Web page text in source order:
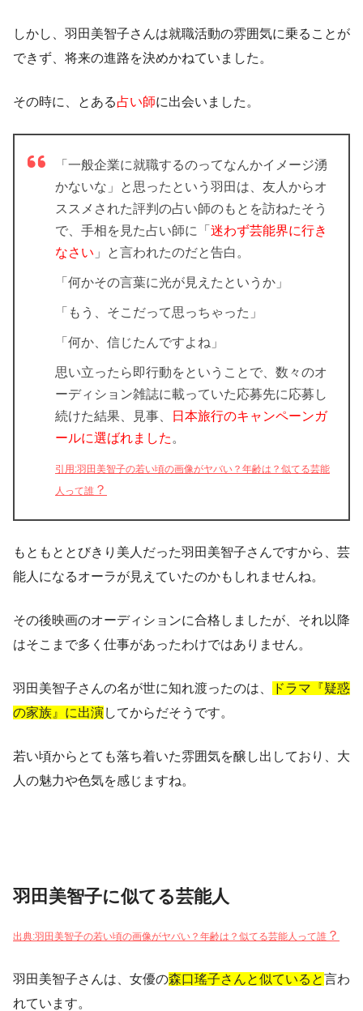
しかし、羽田美智子さんは就職活動の雰囲気に乗ることが
できず、将来の進路を決めかねていました。
その時に、とある占い師に出会いました。
「一般企業に就職するのってなんかイメージ湧
かないな」と思ったという羽田は、友人からオ
ススメされた評判の占い師のもとを訪ねたそう
で、手相を見た占い師に「 迷わず芸能界に行き
なさい 」と言われたのだと告白。
「何かその言葉に光が見えたというか」
「もう、そこだって思っちゃった」
「何か、信じたんですよね」
思い立ったら即行動をということで、数々のオ
ーディション雑誌に載っていた応募先に応募し
続けた結果、見事、
日本旅行のキャンペーンガ
ールに選ばれました 。
引用:羽田美智子の若い頃の画像がヤバい？年齢は？似てる芸能
人って誰 ？
もともととびきり美人だった羽田美智子さんですから、芸
能人になるオーラが見えていたのかもしれませんね。
その後映画のオーディションに合格しましたが、それ以降
はそこまで多く仕事があったわけではありません。
羽田美智子さんの名が世に知れ渡ったのは、
ドラマ『疑惑
の家族』に出演してからだそうです。
若い頃からとても落ち着いた雰囲気を醸し出しており、大
人の魅力や色気を感じますね。
羽田美智子に似てる芸能人
出典:羽田美智子の若い頃の画像がヤバい？年齢は？似てる芸能人って誰 ？
羽田美智子さんは、女優の森口瑤子さんと似ていると言わ
れています。